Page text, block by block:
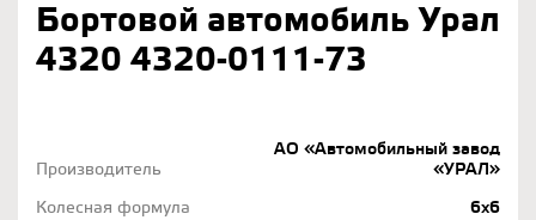
Бортовой автомобиль Урал
4320 4320-0111-73
Производитель
АО «Автомобильный завод
«УРАЛ»
Колесная формула
6х6